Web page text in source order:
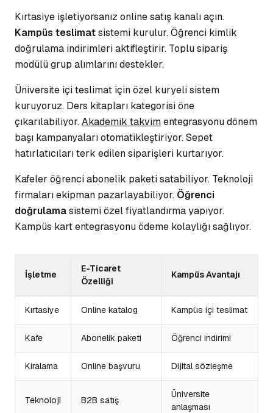
Kırtasiye işletiyorsanız online satış kanalı açın.
Kampüs teslimatsistemi kurulur. Öğrenci kimlik
doğrulama indirimleri aktifleştirir. Toplu sipariş
modülü grup alımlarını destekler.
Üniversite içi teslimat için özel kuryeli sistem
kuruyoruz. Ders kitapları kategorisi öne
çıkarılabiliyor.Akademik takvimentegrasyonu dönem
başı kampanyaları otomatikleştiriyor. Sepet
hatırlatıcıları terk edilen siparişleri kurtarıyor.
Kafeler öğrenci abonelik paketi satabiliyor. Teknoloji
firmaları ekipman pazarlayabiliyor. Öğrenci
doğrulamasistemi özel fiyatlandırma yapıyor.
Kampüs kart entegrasyonu ödeme kolaylığı sağlıyor.
İşletme
E-Ticaret
Özelliği
Kampüs Avantajı
Kırtasiye Online katalog Kampüs içi teslimat
Kafe Abonelik paketi Öğrenci indirimi
Kiralama Online başvuru Dijital sözleşme
Teknoloji B2B satış
Üniversite
anlaşması